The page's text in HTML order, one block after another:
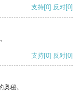
支持[0] 反对[0]
支持[0] 反对[0]
秘。